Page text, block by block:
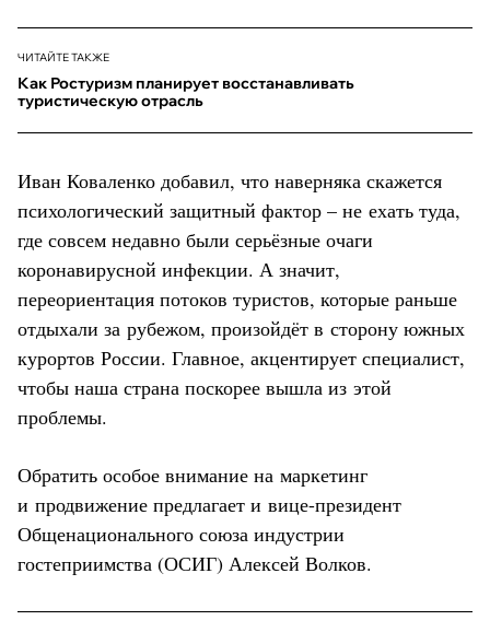
ЧИТАЙТЕ ТАКЖЕ
Как Ростуризм планирует восстанавливать
туристическую отрасль
Иван Коваленко добавил, что наверняка скажется
психологический защитный фактор – не ехать туда,
где совсем недавно были серьёзные очаги
коронавирусной инфекции. А значит,
переориентация потоков туристов, которые раньше
отдыхали за рубежом, произойдёт в сторону южных
курортов России. Главное, акцентирует специалист,
чтобы наша страна поскорее вышла из этой
проблемы.
Обратить особое внимание на маркетинг
и продвижение предлагает и вице-президент
Общенационального союза индустрии
гостеприимства (ОСИГ) Алексей Волков.